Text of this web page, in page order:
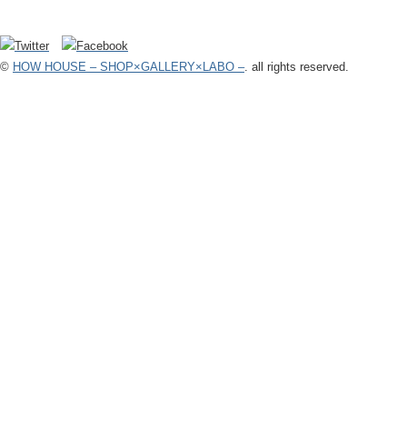
© HOW HOUSE – SHOP×GALLERY×LABO –. all rights reserved.